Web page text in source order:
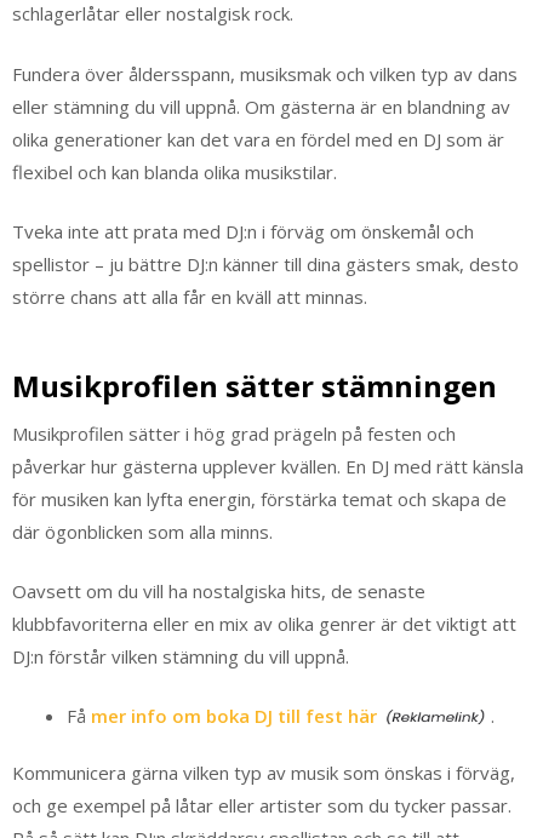
schlagerlåtar eller nostalgisk rock.
Fundera över åldersspann, musiksmak och vilken typ av dans
eller stämning du vill uppnå. Om gästerna är en blandning av
olika generationer kan det vara en fördel med en DJ som är
flexibel och kan blanda olika musikstilar.
Tveka inte att prata med DJ:n i förväg om önskemål och
spellistor – ju bättre DJ:n känner till dina gästers smak, desto
större chans att alla får en kväll att minnas.
Musikprofilen sätter stämningen
Musikprofilen sätter i hög grad prägeln på festen och
påverkar hur gästerna upplever kvällen. En DJ med rätt känsla
för musiken kan lyfta energin, förstärka temat och skapa de
där ögonblicken som alla minns.
Oavsett om du vill ha nostalgiska hits, de senaste
klubbfavoriterna eller en mix av olika genrer är det viktigt att
DJ:n förstår vilken stämning du vill uppnå.
Få mer info om boka DJ till fest här .
Kommunicera gärna vilken typ av musik som önskas i förväg,
och ge exempel på låtar eller artister som du tycker passar.